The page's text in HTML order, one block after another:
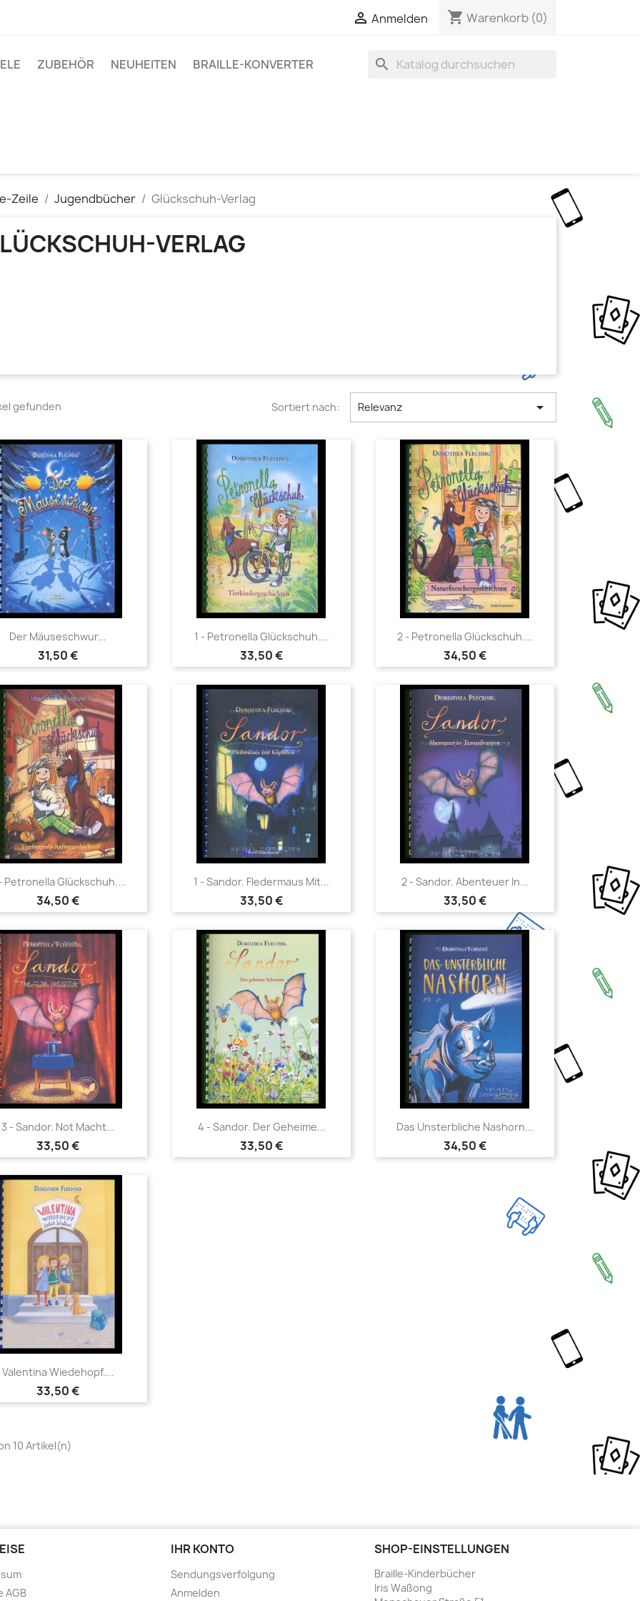
 Anmelden shopping_cart Warenkorb (0)
ZUBEHÖR NEUHEITEN BRAILLE-KONVERTER search
Zeile Jugendbücher Glückschuh-Verlag
VERLAG
gefunden Sortiert nach: Relevanz 
Vorschau
Der Mäuseschwur...
31,50 €
Vorschau
1 - Petronella Glückschuh....
33,50 €
Vorschau
2 - Petronella Glückschuh....
34,50 €
Vorschau
Petronella Glückschuh....
34,50 €
 Vorschau
1 - Sandor. Fledermaus Mit...
33,50 €
Vorschau
2 - Sandor. Abenteuer In...
33,50 €
Vorschau
3 - Sandor. Not Macht...
33,50 €
Vorschau
4 - Sandor. Der Geheime...
33,50 €
Vorschau
Das Unsterbliche Nashorn...
34,50 €
Vorschau
Valentina Wiedehopf....
33,50 €
10 Artikel(n)
AGB
IHR KONTO
Sendungsverfolgung
Anmelden
SHOP-EINSTELLUNGEN
Braille-Kinderbücher
Iris Waßong